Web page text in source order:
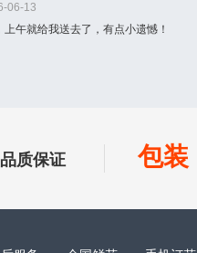
06-13
午就给我送去了，有点小遗憾！
质保证 包装